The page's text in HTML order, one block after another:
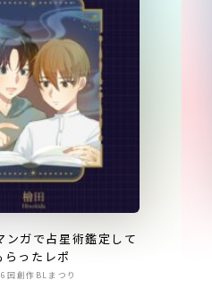
ンガで占星術鑑定して
らったレポ
回創作BLまつり